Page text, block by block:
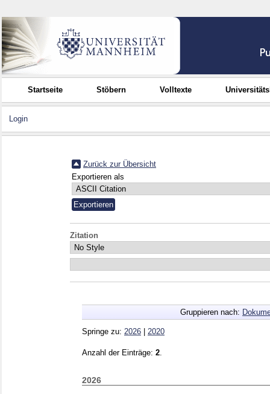
Startseite Stöbern Volltexte
Login
Zurück zur Übersicht
Exportieren als
Zitation
Gruppieren nach:
Springe zu: 2026 2020
Anzahl der Einträge: 2
2026